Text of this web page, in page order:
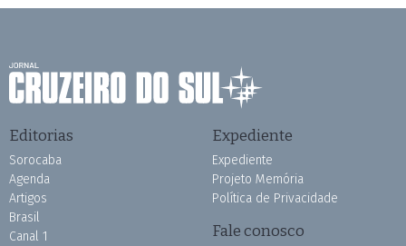
Editorias
Sorocaba
Agenda
Artigos
Brasil
Canal 1
Expediente
Expediente
Projeto Memória
Política de Privacidade
Fale conosco